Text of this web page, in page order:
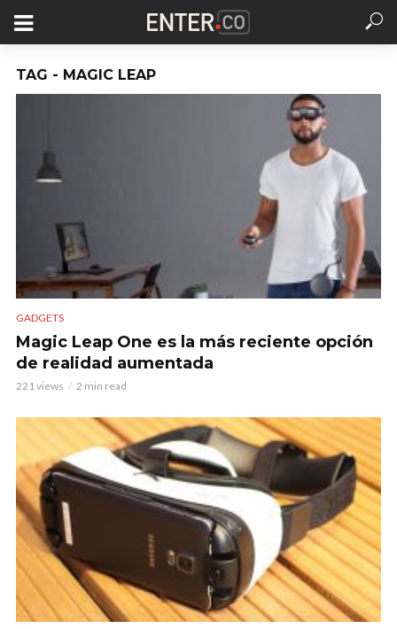
TAG - MAGIC LEAP
GADGETS
Magic Leap One es la más reciente opción
de realidad aumentada
221 views 2 min read